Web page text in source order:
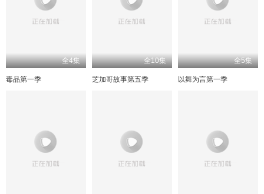
全4集
毒品第一季
全10集
芝加哥故事第五季
全5集
以舞为言第一季